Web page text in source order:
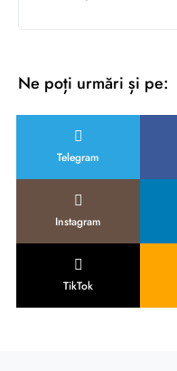
Ne poți urmări și pe:
Telegram
Instagram
TikTok